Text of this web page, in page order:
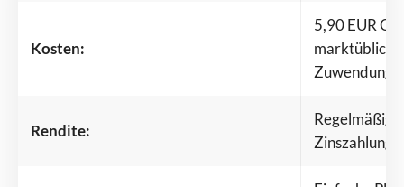
Kosten:
5,90 EUR
Rendite: